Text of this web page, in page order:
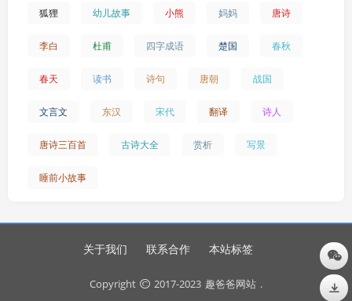
狐狸 幼儿故事 小熊 妈妈 唐诗
李白 杜甫 四字成语 楚国 春秋
春天 读书 诗句 唐朝 战国
文言文 东汉 宋代 翻译 诗人
唐诗三百首 古诗大全 赏析 写景
睡前小故事
关于我们 联系合作 本站标签
Copyright 2017-2023 趣爸爸网站 .